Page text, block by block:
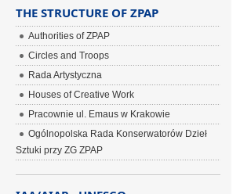
THE STRUCTURE OF ZPAP
Authorities of ZPAP
Circles and Troops
Rada Artystyczna
Houses of Creative Work
Pracownie ul. Emaus w Krakowie
Ogólnopolska Rada Konserwatorów Dzieł
Sztuki przy ZG ZPAP